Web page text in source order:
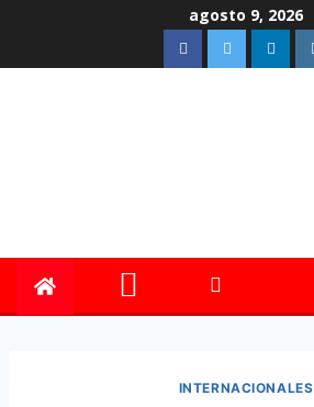
agosto 9, 2026
INTERNACIONALES